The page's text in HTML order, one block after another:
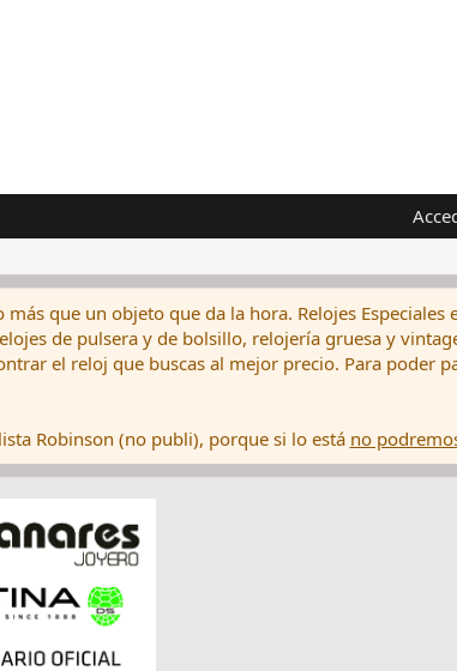
que un objeto que da la hora. Relojes Especiales
de pulsera y de bolsillo, relojería gruesa y
el reloj que buscas al mejor precio. Para poder
Robinson (no publi), porque si lo está no